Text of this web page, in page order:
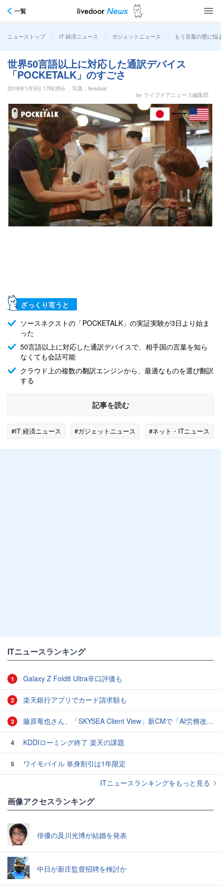
一覧
ニューストップ > IT 経済ニュース > ガジェットニュース > もう言葉の壁に
世界50言語以上に対応した通訳デバイス
「POCKETALK」のすごさ
2018年1月9日 17時35分
写真：livedoor
by ライブドアニュース編集部
ざっくり言うと
ソースネクストの「POCKETALK」の実証実験が3日より始ま
った
50言語以上に対応した通訳デバイスで、相手国の言葉を知ら
なくても会話可能
クラウド上の複数の翻訳エンジンから、最適なものを選び翻訳
する
記事を読む
#IT 経済ニュース #ガジェットニュース #ネット・ITニュース
ITニュースランキング
1 Galaxy Z Fold8 Ultra辛口評価も
2 楽天銀行アプリでカード請求額も
3 藤原竜也さん、「SKYSEA Client View」新CMで「AI労務改善」をアピール 働き方をAIが分析したら「すぐに休んで」と言われる？
4 KDDIローミング終了 楽天の課題
5
ワイモバイル 単身割引は1年限定
ITニュースランキングをもっと見る
画像アクセスランキング
俳優の及川光博が結婚を発表
中日が新庄監督招聘を検討か